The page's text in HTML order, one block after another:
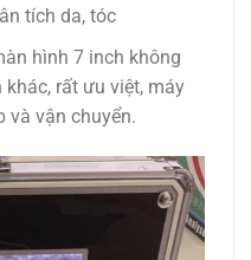
tích da, tóc
hình 7 inch không
rất ưu việt, máy
và vận chuyển.